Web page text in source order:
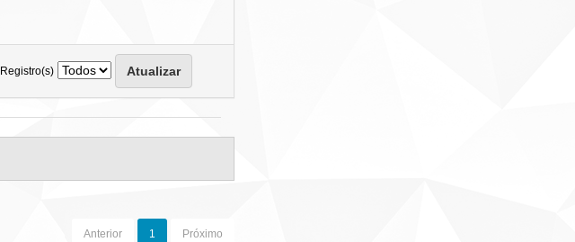
Registro(s)
Anterior 1 Próximo